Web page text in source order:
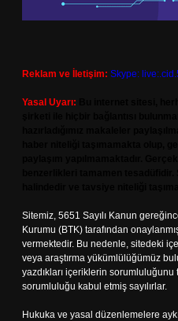
Reklam ve İletişim: Skype:
Yasal Uyarı:
Sitemiz, 5651 Sayılı Kanun
Kurumu (BTK) tarafından
vermektedir. Bu nedenle, sitedeki
veya araştırma yükümlülüğümüz
yazdıkları içeriklerin
sorumluluğu kabul etmiş sayılırlar.
Hukuka ve yasal düzenlemelere